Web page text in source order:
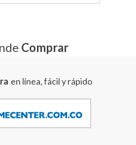
Comprar
en línea, fácil y rápido